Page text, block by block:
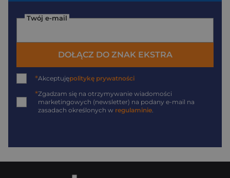
Twój e-mail
DOŁĄCZ DO ZNAK EKSTRA
*Akceptujępolitykę prywatności
*Zgadzam się na otrzymywanie wiadomości
marketingowych (newsletter) na podany e-mail na
zasadach określonych w regulaminie.